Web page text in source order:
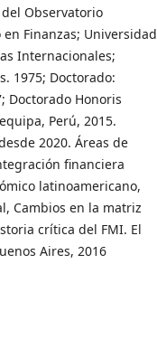
Observatorio
en Finanzas; Universidad
Internacionales;
1975; Doctorado:
Doctorado Honoris
Perú, 2015.
2020. Áreas de
financiera
latinoamericano,
Cambios en la matriz
crítica del FMI. El
Aires, 2016